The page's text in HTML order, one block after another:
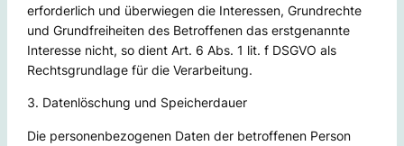
erforderlich und überwiegen die Interessen, Grundrechte
und Grundfreiheiten des Betroffenen das erstgenannte
Interesse nicht, so dient Art. 6 Abs. 1 lit. f DSGVO als
Rechtsgrundlage für die Verarbeitung.
3. Datenlöschung und Speicherdauer
Die personenbezogenen Daten der betroffenen Person